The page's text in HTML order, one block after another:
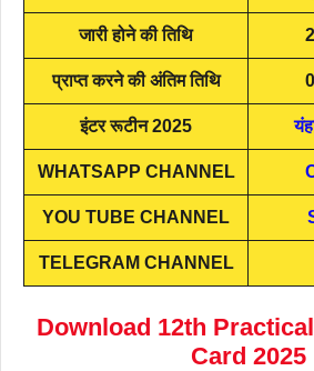
जारी होने की तिथि
प्राप्त करने की अंतिम तिथि
इंटर रूटीन 2025
WHATSAPP CHANNEL
YOU TUBE CHANNEL
TELEGRAM CHANNEL
Download 12th
Card 2025